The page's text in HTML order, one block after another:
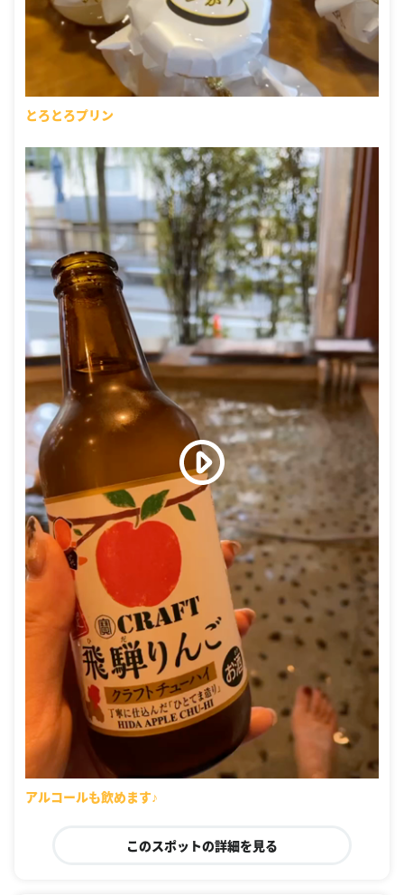
とろとろプリン
アルコールも飲めます♪
このスポットの詳細を見る